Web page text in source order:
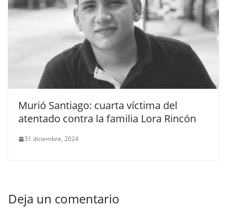
Murió Santiago: cuarta víctima del
atentado contra la familia Lora Rincón
31 diciembre, 2024
Deja un comentario